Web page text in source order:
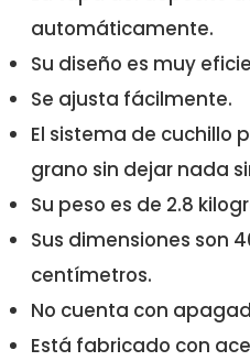
automáticamente.
Su diseño es muy
Se ajusta fácilmente.
El sistema de cuchillo
grano sin dejar nada
Su peso es de 2.8
Sus dimensiones son
centímetros.
No cuenta con
Está fabricado con